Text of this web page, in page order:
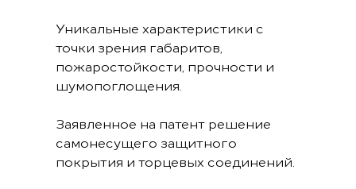
Уникальные характеристики с
точки зрения габаритов,
пожаростойкости, прочности и
шумопоглощения.
Заявленное на патент решение
самонесущего защитного
покрытия и торцевых соединений.